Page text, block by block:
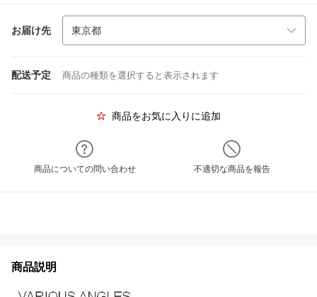
お届け先
配送予定 商品の種類を選択すると表示されます
商品をお気に入りに追加
商品についての問い合わせ 不適切な商品を報告
商品説明